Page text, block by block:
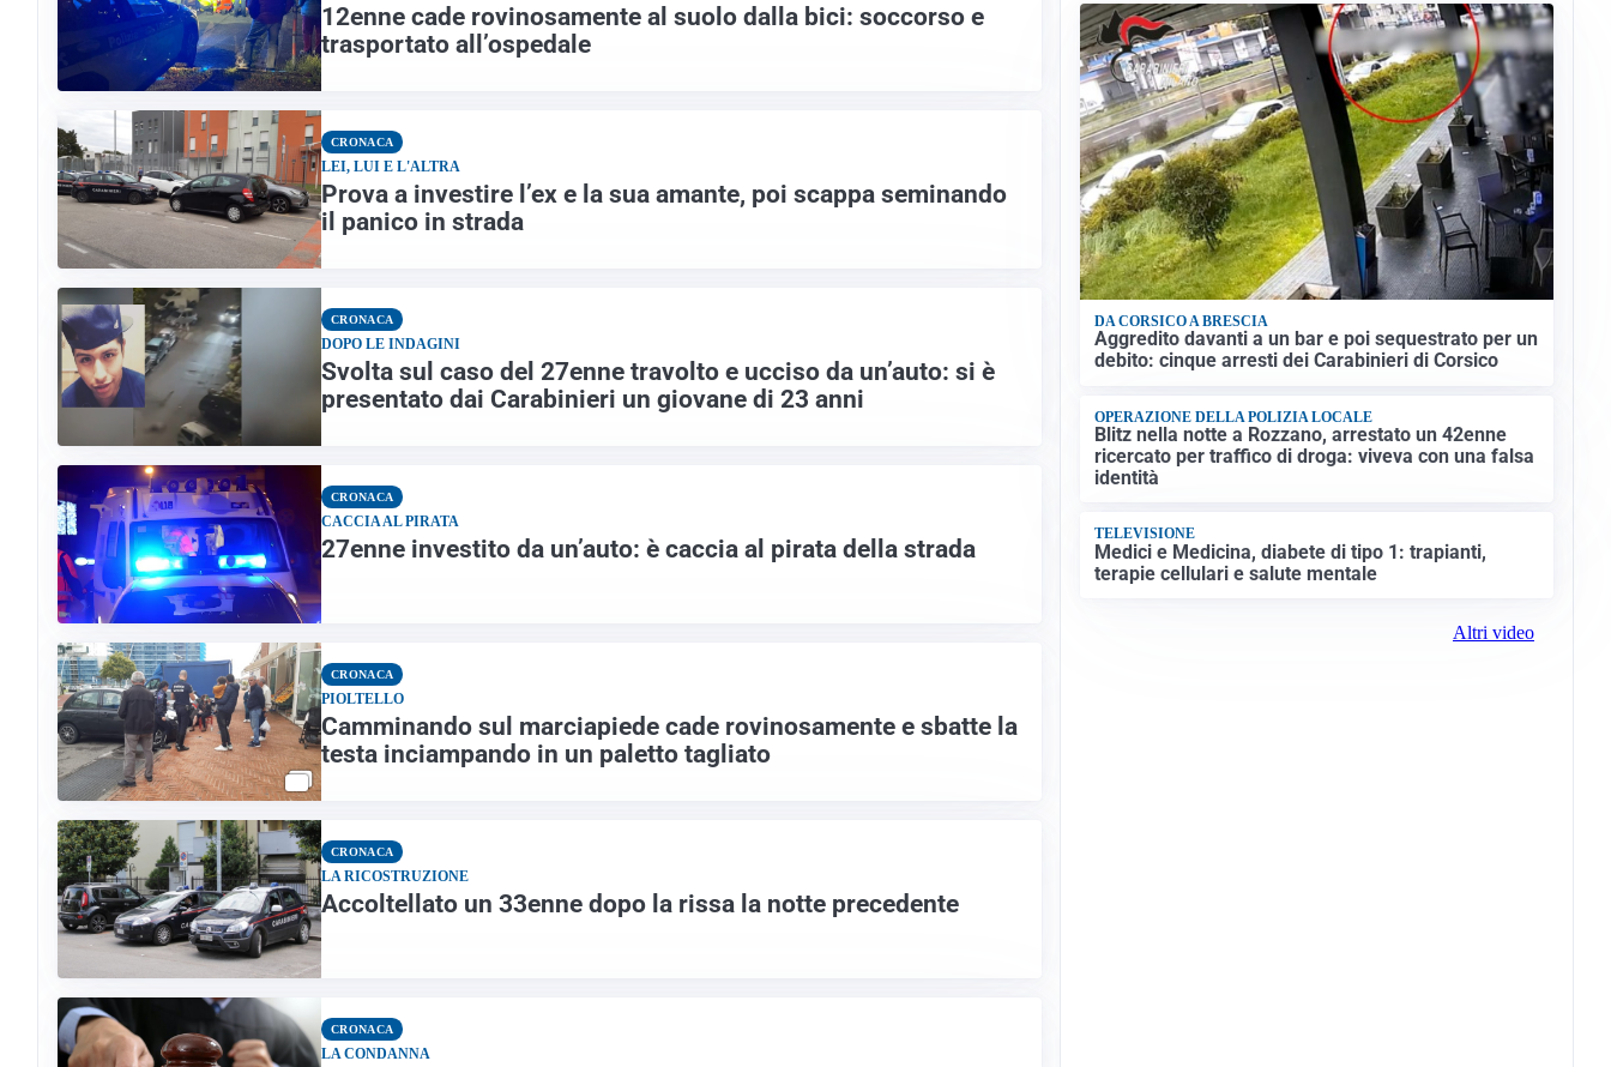
12enne cade rovinosamente al suolo dalla bici: soccorso e
trasportato all’ospedale
CRONACA
LEI, LUI E L'ALTRA
Prova a investire l’ex e la sua amante, poi scappa seminando
il panico in strada
CRONACA
DOPO LE INDAGINI
Svolta sul caso del 27enne travolto e ucciso da un’auto: si è
presentato dai Carabinieri un giovane di 23 anni
CRONACA
CACCIA AL PIRATA
27enne investito da un’auto: è caccia al pirata della strada
CRONACA
PIOLTELLO
Camminando sul marciapiede cade rovinosamente e sbatte la
testa inciampando in un paletto tagliato
CRONACA
LA RICOSTRUZIONE
Accoltellato un 33enne dopo la rissa la notte precedente
CRONACA
LA CONDANNA
DA CORSICO A BRESCIA
Aggredito davanti a un bar e poi sequestrato per un
debito: cinque arresti dei Carabinieri di Corsico
OPERAZIONE DELLA POLIZIA LOCALE
Blitz nella notte a Rozzano, arrestato un 42enne
ricercato per traffico di droga: viveva con una falsa
identità
TELEVISIONE
Medici e Medicina, diabete di tipo 1: trapianti,
terapie cellulari e salute mentale
Altri video